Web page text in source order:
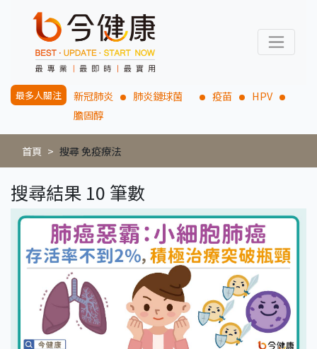
最多人關注 新冠肺炎 肺炎鏈球菌 疫苗
HPV
膽固醇
首頁 搜尋 免疫療法
搜尋結果 10 筆數